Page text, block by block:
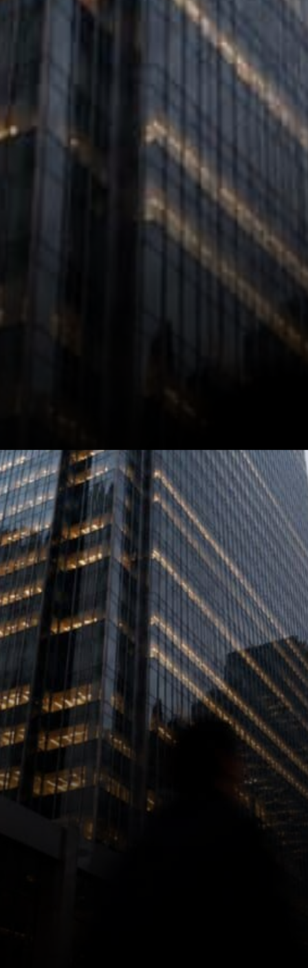
marqué un tournant. Ce
produit financier permet aux
investisseurs de bénéficier de
l'exposition au Bitcoin sans
avoir à gérer directement la…